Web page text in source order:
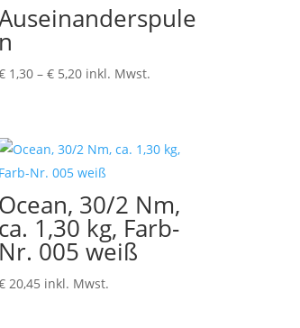
n
1,30 –€ 5,20Preisspanne:
€ 5,20
inkl. Mwst.
Ocean, 30/2 Nm,
ca. 1,30 kg, Farb-
Nr. 005 weiß
20,45 inkl. Mwst.